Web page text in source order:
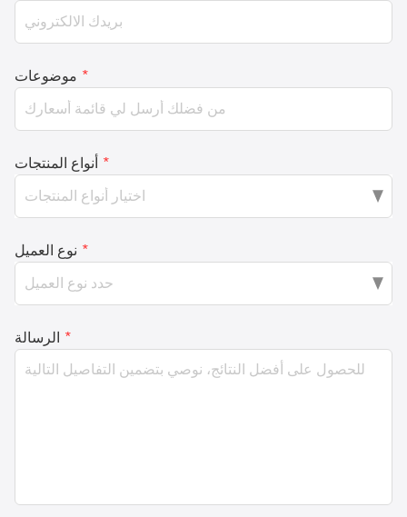
موضوعات *
أنواع المنتجات *
نوع العميل *
الرسالة *